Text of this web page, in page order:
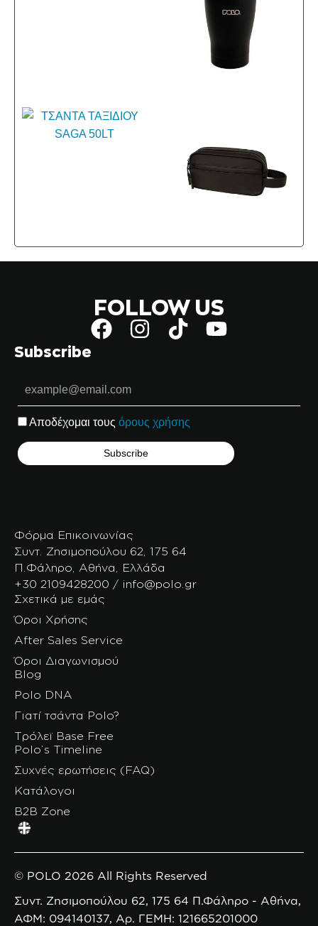
FOLLOW US
Subscribe
Αποδέχομαι τους όρους χρήσης
Φόρμα Επικοινωνίας
Συντ. Ζησιμοπούλου 62, 175 64
Π.Φάληρο, Αθήνα, Ελλάδα
+30 2109428200 / info@polo.gr
Σχετικά με εμάς
Όροι Χρήσης
After Sales Service
Όροι Διαγωνισμού
Blog
Polo DNA
Γιατί τσάντα Polo?
Τρόλεϊ Base Free
Polo’s Timeline
Συχνές ερωτήσεις (FAQ)
Κατάλογοι
B2B Zone
© POLO 2026 All Rights Reserved
Συντ. Ζησιμοπούλου 62, 175 64 Π.Φάληρο - Αθήνα,
ΑΦΜ: 094140137, Αρ. ΓΕΜΗ: 121665201000